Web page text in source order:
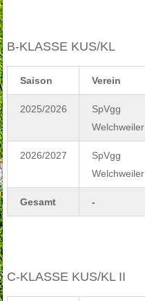
B-KLASSE KUS/KL
Saison Verein
2025/2026
SpVgg
Welchweiler
2026/2027
SpVgg
Welchweiler
Gesamt -
C-KLASSE KUS/KL II